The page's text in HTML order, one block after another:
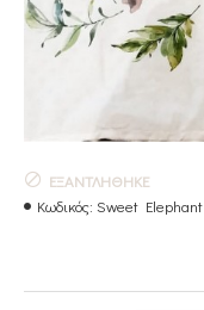
ΕΞΑΝΤΛΉΘΗΚΕ
Κωδικός: Sweet Elephant